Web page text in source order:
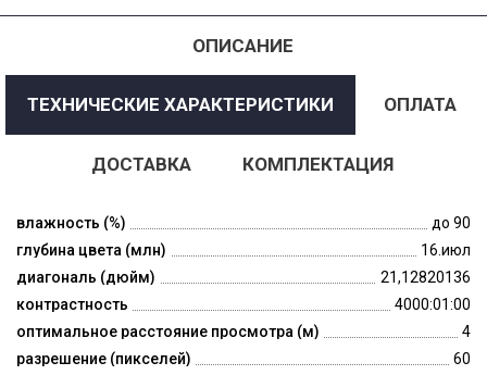
ОПИСАНИЕ
ТЕХНИЧЕСКИЕ ХАРАКТЕРИСТИКИ ОПЛАТА
ДОСТАВКА КОМПЛЕКТАЦИЯ
влажность (%)
до 90
глубина цвета (млн)
16.июл
диагональ (дюйм)
21,12820136
контрастность
4000:01:00
оптимальное расстояние просмотра (м)
4
разрешение (пикселей)
60